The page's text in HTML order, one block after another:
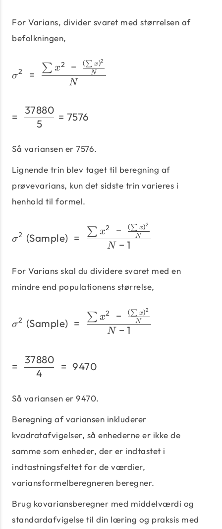
For Varians, divider svaret med størrelsen af ​​
befolkningen,
σ2 =
N
∑ x2 − N
(∑ x)2
=
5
37880
= 7576
Så variansen er 7576.
Lignende trin blev taget til beregning af
prøvevarians, kun det sidste trin varieres i
henhold til formel.
σ2 (Sample) =
N − 1
∑ x2 − N
(∑ x)2
For Varians skal du dividere svaret med en
mindre end populationens størrelse,
σ2 (Sample) =
N − 1
∑ x2 − N
(∑ x)2
=
4
37880
= 9470
Så variansen er 9470.
Beregning af variansen inkluderer
kvadratafvigelser, så enhederne er ikke de
samme som enheder, der er indtastet i
indtastningsfeltet for de værdier,
variansformelberegneren beregner.
Brug kovariansberegner med middelværdi og
standardafvigelse til din læring og praksis med